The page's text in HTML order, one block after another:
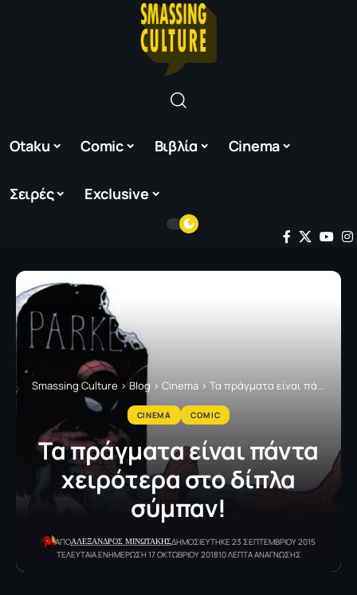
Otaku Comic Βιβλία Cinema
Σειρές Exclusive
Smassing Culture >Blog > Cinema > Τα πράγματα είναι πάντα χειρότερα στο δίπλα σύμπαν!
CINEMA COMIC
Τα πράγματα είναι πάντα
χειρότερα στο δίπλα
σύμπαν!
ΑΠΟΑΛΕΞΑΝΔΡΟΣ ΜΙΝΩΤΑΚΗΣΔΗΜΟΣΙΕΥΤΗΚΕ 23 ΣΕΠΤΕΜΒΡΙΟΥ 2015
ΤΕΛΕΥΤΑΙΑ ΕΝΗΜΕΡΩΣΗ 17 ΟΚΤΩΒΡΙΟΥ 201810 ΛΕΠΤΑ ΑΝΑΓΝΩΣΗΣ